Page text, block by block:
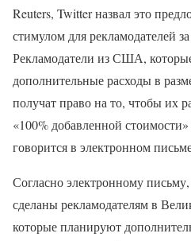
Reuters, Twitter назвал это
стимулом для рекламодателей
Рекламодатели из США,
дополнительные расходы в
получат право на то, чтобы их
«100% добавленной
говорится в электронном
Согласно электронному
сделаны рекламодателям в
которые планируют